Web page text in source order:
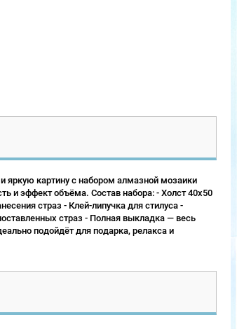
картину с набором алмазной мозаики
и эффект объёма. Состав набора: - Холст 40х50
страз - Клей-липучка для стилуса -
страз - Полная выкладка — весь
подойдёт для подарка, релакса и